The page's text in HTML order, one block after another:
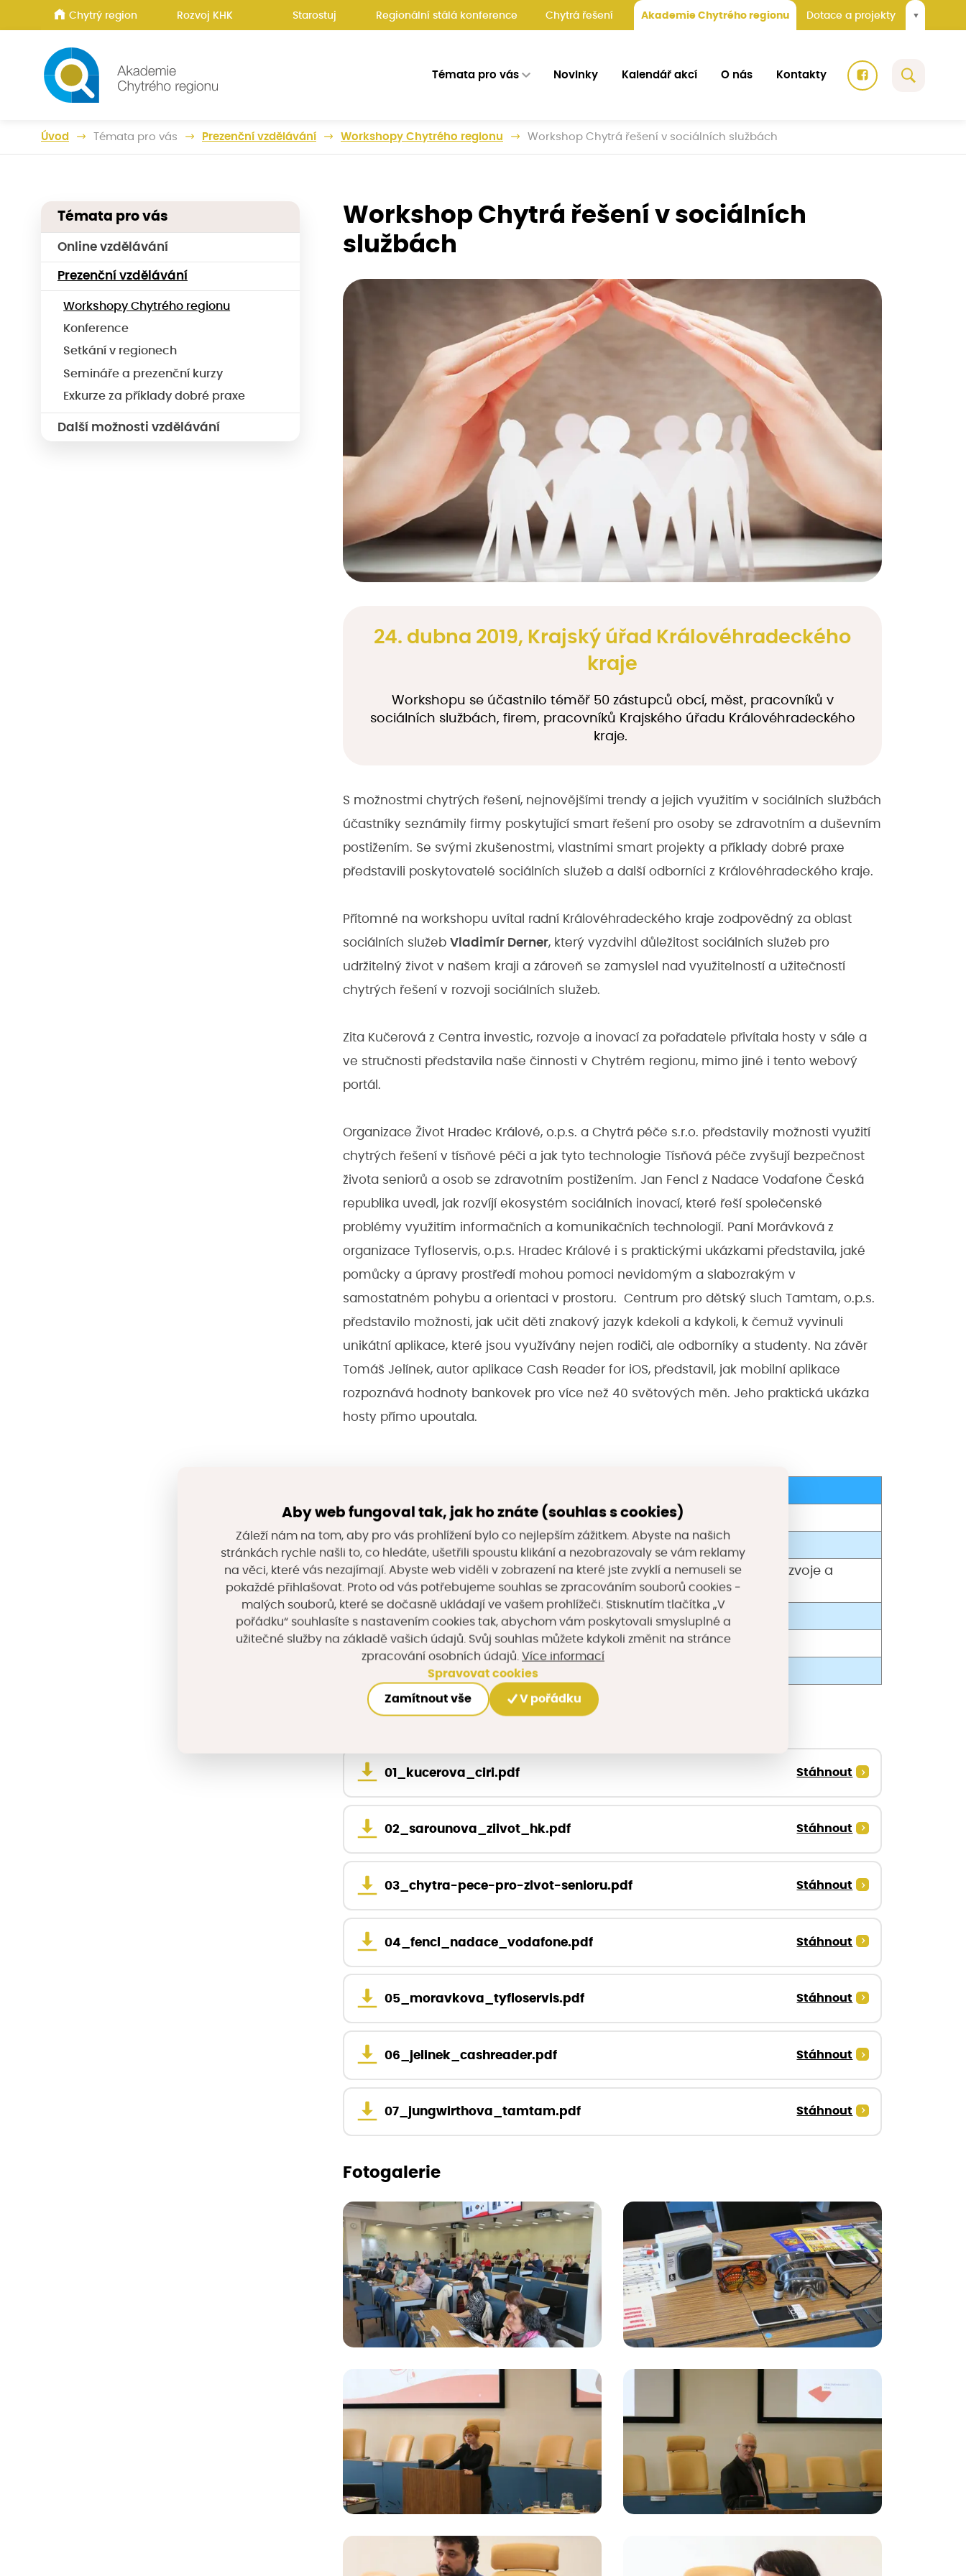
Chytrý region Rozvoj KHK Starostuj Regionální stálá konference Chytrá řešení Akademie Chytrého regionu Dotace a projekty ▼
Témata pro vás Novinky Kalendář akcí O nás Kontakty
Úvod Témata pro vás Prezenční vzdělávání Workshopy Chytrého regionu Workshop Chytrá řešení v sociálních službách
Témata pro vás
Online vzdělávání
Prezenční vzdělávání
Workshopy Chytrého regionu
Konference
Setkání v regionech
Semináře a prezenční kurzy
Exkurze za příklady dobré praxe
Další možnosti vzdělávání
Workshop Chytrá řešení v sociálních
službách
24. dubna 2019, Krajský úřad Královéhradeckého
kraje
Workshopu se účastnilo téměř 50 zástupců obcí, měst, pracovníků v
sociálních službách, firem, pracovníků Krajského úřadu Královéhradeckého
kraje.
S možnostmi chytrých řešení, nejnovějšími trendy a jejich využitím v sociálních službách
účastníky seznámily firmy poskytující smart řešení pro osoby se zdravotním a duševním
postižením. Se svými zkušenostmi, vlastními smart projekty a příklady dobré praxe
představili poskytovatelé sociálních služeb a další odborníci z Královéhradeckého kraje.
Přítomné na workshopu uvítal radní Královéhradeckého kraje zodpovědný za oblast
sociálních služeb Vladimír Derner, který vyzdvihl důležitost sociálních služeb pro
udržitelný život v našem kraji a zároveň se zamyslel nad využitelností a užitečností
chytrých řešení v rozvoji sociálních služeb.
Zita Kučerová z Centra investic, rozvoje a inovací za pořadatele přivítala hosty v sále a
ve stručnosti představila naše činnosti v Chytrém regionu, mimo jiné i tento webový
portál.
Organizace Život Hradec Králové, o.p.s. a Chytrá péče s.r.o. představily možnosti využití
chytrých řešení v tísňové péči a jak tyto technologie Tísňová péče zvyšují bezpečnost
života seniorů a osob se zdravotním postižením. Jan Fencl z Nadace Vodafone Česká
republika uvedl, jak rozvíjí ekosystém sociálních inovací, které řeší společenské
problémy využitím informačních a komunikačních technologií. Paní Morávková z
organizace Tyfloservis, o.p.s. Hradec Králové i s praktickými ukázkami představila, jaké
pomůcky a úpravy prostředí mohou pomoci nevidomým a slabozrakým v
samostatném pohybu a orientaci v prostoru. Centrum pro dětský sluch Tamtam, o.p.s.
představilo možnosti, jak učit děti znakový jazyk kdekoli a kdykoli, k čemuž vyvinuli
unikátní aplikace, které jsou využívány nejen rodiči, ale odborníky a studenty. Na závěr
Tomáš Jelínek, autor aplikace Cash Reader for iOS, představil, jak mobilní aplikace
rozpoznává hodnoty bankovek pro více než 40 světových měn. Jeho praktická ukázka
hosty přímo upoutala.
Termín: 24. 4. 2019
Místo konání: Krajský úřad Královéhradeckého kraje
Moderoval:
Jakub Semerád (Centrum investic, rozvoje a
inovací)
Pozvánka: Pozvánka ke stažení
Program: Program ke stažení
Soubory ke stažení
01_kucerova_ciri.pdf Stáhnout
02_sarounova_ziivot_hk.pdf Stáhnout
03_chytra-pece-pro-zivot-senioru.pdf Stáhnout
04_fencl_nadace_vodafone.pdf Stáhnout
05_moravkova_tyfloservis.pdf Stáhnout
06_jelinek_cashreader.pdf Stáhnout
07_jungwirthova_tamtam.pdf Stáhnout
Fotogalerie
Aby web fungoval tak, jak ho znáte (souhlas s cookies)
Záleží nám na tom, aby pro vás prohlížení bylo co nejlepším zážitkem. Abyste na našich
stránkách rychle našli to, co hledáte, ušetřili spoustu klikání a nezobrazovaly se vám reklamy
na věci, které vás nezajímají. Abyste web viděli v zobrazení na které jste zvyklí a nemuseli se
pokaždé přihlašovat. Proto od vás potřebujeme souhlas se zpracováním souborů cookies -
malých souborů, které se dočasně ukládají ve vašem prohlížeči. Stisknutím tlačítka „V
pořádku“ souhlasíte s nastavením cookies tak, abychom vám poskytovali smysluplné a
užitečné služby na základě vašich údajů. Svůj souhlas můžete kdykoli změnit na stránce
zpracování osobních údajů. Více informací
Spravovat cookies
Zamítnout vše V pořádku